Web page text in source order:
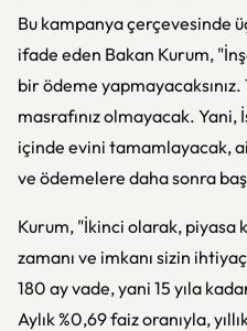
Bu kampanya çerçevesinde
ifade eden Bakan Kurum,
bir ödeme
masrafınız olmayacak. Yani,
içinde evini tamamlayacak,
ve ödemelere daha sonra
Kurum, "İkinci olarak, piyasa
zamanı ve imkanı sizin
180 ay vade, yani 15 yıla
Aylık %0,69 faiz oranıyla,